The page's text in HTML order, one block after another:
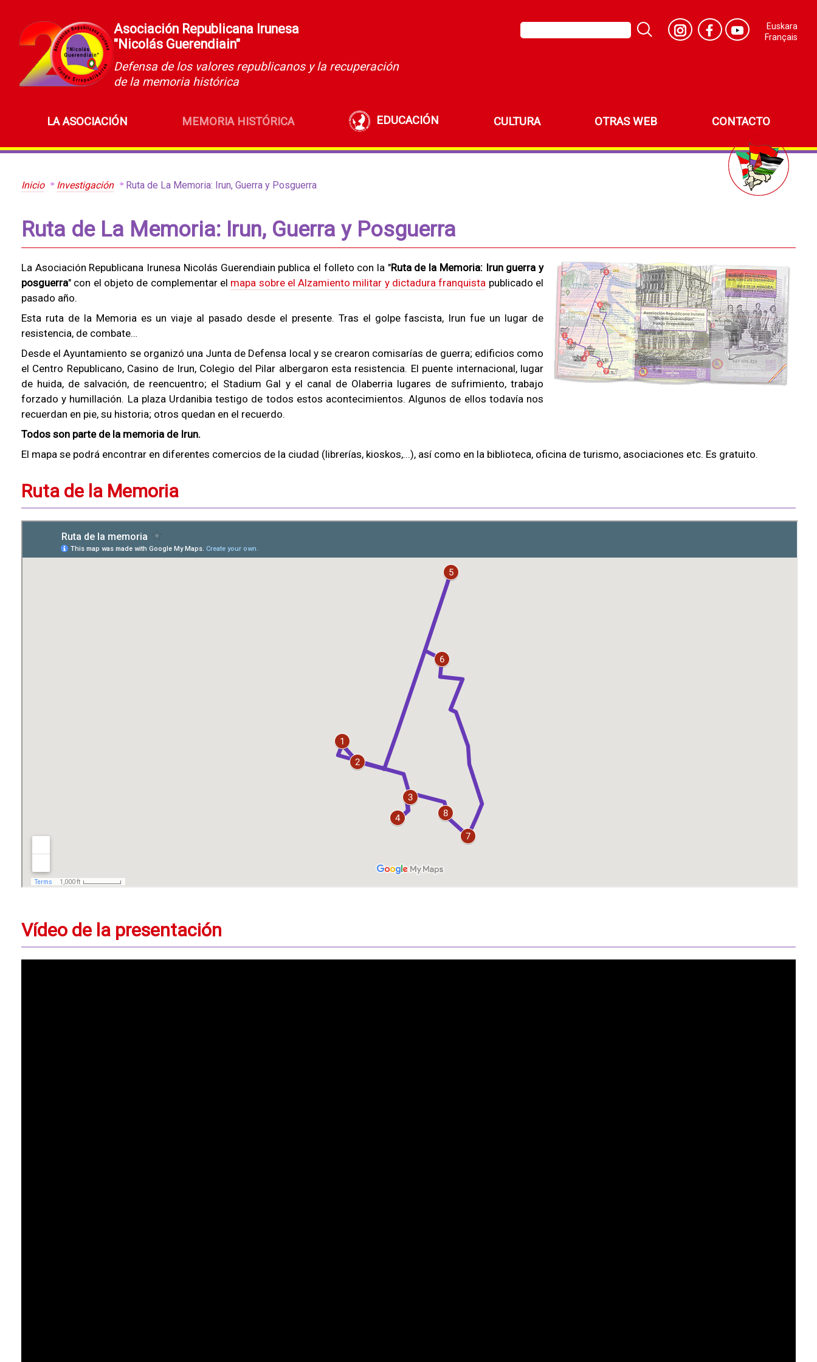
Asociación Republicana Irunesa
"Nicolás Guerendiain"
Defensa de los valores republicanos y la recuperación
de la memoria histórica
Euskara
Français
LA ASOCIACIÓN MEMORIA HISTÓRICA EDUCACIÓN CULTURA OTRAS WEB CONTACTO
Inicio Investigación Ruta de La Memoria: Irun, Guerra y Posguerra
Ruta de La Memoria: Irun, Guerra y Posguerra
La Asociación Republicana Irunesa Nicolás Guerendiain publica el folleto con la "Ruta de la Memoria: Irun guerra y
posguerra" con el objeto de complementar el mapa sobre el Alzamiento militar y dictadura franquista publicado el
pasado año.
Esta ruta de la Memoria es un viaje al pasado desde el presente. Tras el golpe fascista, Irun fue un lugar de
resistencia, de combate…
Desde el Ayuntamiento se organizó una Junta de Defensa local y se crearon comisarías de guerra; edificios como
el Centro Republicano, Casino de Irun, Colegio del Pilar albergaron esta resistencia. El puente internacional, lugar
de huida, de salvación, de reencuentro; el Stadium Gal y el canal de Olaberria lugares de sufrimiento, trabajo
forzado y humillación. La plaza Urdanibia testigo de todos estos acontecimientos. Algunos de ellos todavía nos
recuerdan en pie, su historia; otros quedan en el recuerdo.
Todos son parte de la memoria de Irun.
El mapa se podrá encontrar en diferentes comercios de la ciudad (librerías, kioskos,...), así como en la biblioteca, oficina de turismo, asociaciones etc. Es gratuito.
Ruta de la Memoria
Vídeo de la presentación